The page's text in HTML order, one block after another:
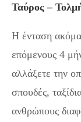
Ταύρος –
Η ένταση
επόμενους 4
αλλάξετε την
σπουδές,
ανθρώπους